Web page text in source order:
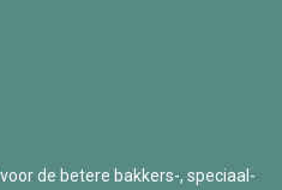
de betere bakkers-, speciaal-